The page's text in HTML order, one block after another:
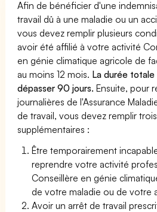
Afin de bénéficier d'une
travail dû à une maladie ou un
vous devez remplir plusieurs
avoir été affilié à votre activité
en génie climatique agricole de
au moins 12 mois. La durée
dépasser 90 jours. Ensuite, pour
journalières de l'Assurance
de travail, vous devez remplir
supplémentaires :
Être temporairement
reprendre votre activité
Conseillère en génie
de votre maladie ou de votre
Avoir un arrêt de travail